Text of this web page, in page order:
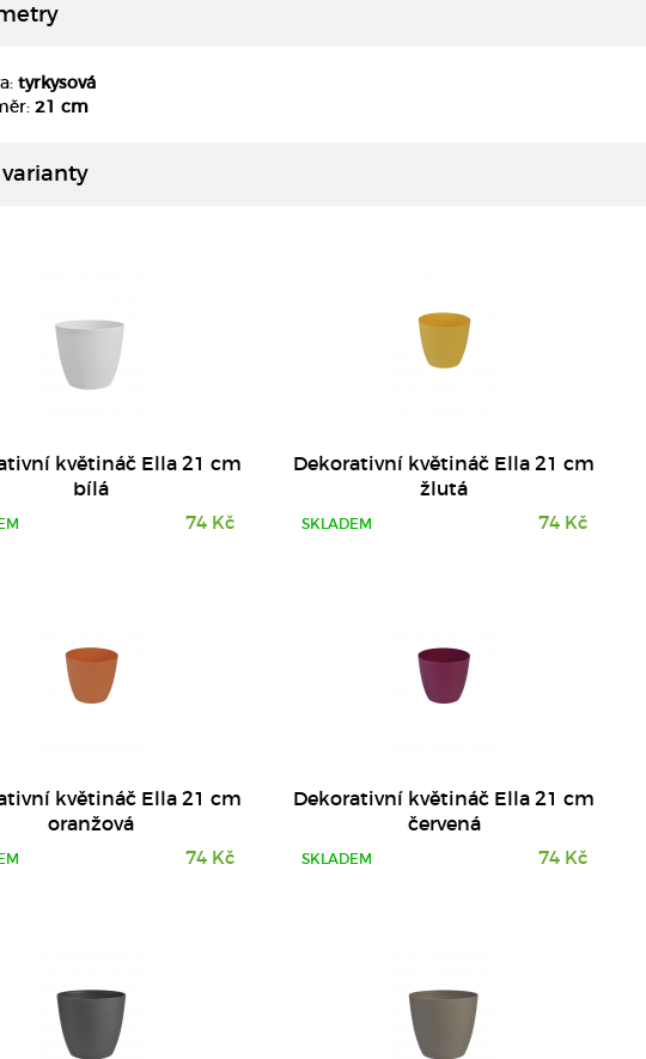
tyrkysová
21 cm
květináč Ella 21 cm
bílá
74 Kč
DETAIL
Dekorativní květináč Ella 21 cm
žlutá
SKLADEM 74 Kč
květináč Ella 21 cm
oranžová
74 Kč
Dekorativní květináč Ella 21 cm
červená
SKLADEM 74 Kč